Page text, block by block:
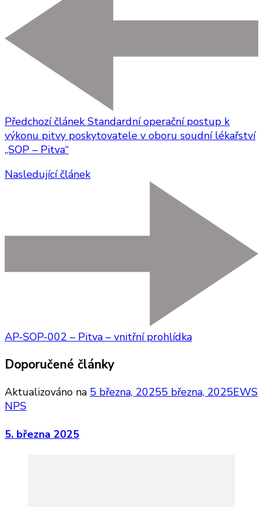
Předchozí článek Standardní operační postup k
výkonu pitvy poskytovatele v oboru soudní lékařství
„SOP – Pitva“
Nasledující článek
AP-SOP-002 – Pitva – vnitřní prohlídka
Doporučené články
Aktualizováno na 5 března, 20255 března, 2025EWS
NPS
5. března 2025